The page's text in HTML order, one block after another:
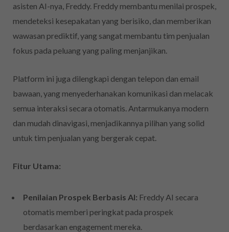
asisten AI-nya, Freddy. Freddy membantu menilai prospek,
mendeteksi kesepakatan yang berisiko, dan memberikan
wawasan prediktif, yang sangat membantu tim penjualan
fokus pada peluang yang paling menjanjikan.
Platform ini juga dilengkapi dengan telepon dan email
bawaan, yang menyederhanakan komunikasi dan melacak
semua interaksi secara otomatis. Antarmukanya modern
dan mudah dinavigasi, menjadikannya pilihan yang solid
untuk tim penjualan yang bergerak cepat.
Fitur Utama:
Penilaian Prospek Berbasis AI: Freddy AI secara
otomatis memberi peringkat pada prospek
berdasarkan engagement mereka.